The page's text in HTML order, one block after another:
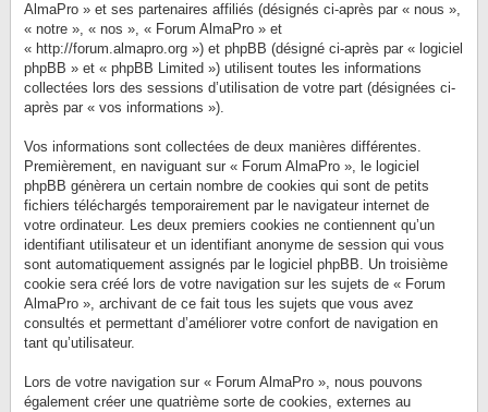
AlmaPro » et ses partenaires affiliés (désignés ci-après par « nous »,
« notre », « nos », « Forum AlmaPro » et
« http://forum.almapro.org ») et phpBB (désigné ci-après par « logiciel
phpBB » et « phpBB Limited ») utilisent toutes les informations
collectées lors des sessions d’utilisation de votre part (désignées ci-
après par « vos informations »).
Vos informations sont collectées de deux manières différentes.
Premièrement, en naviguant sur « Forum AlmaPro », le logiciel
phpBB génèrera un certain nombre de cookies qui sont de petits
fichiers téléchargés temporairement par le navigateur internet de
votre ordinateur. Les deux premiers cookies ne contiennent qu’un
identifiant utilisateur et un identifiant anonyme de session qui vous
sont automatiquement assignés par le logiciel phpBB. Un troisième
cookie sera créé lors de votre navigation sur les sujets de « Forum
AlmaPro », archivant de ce fait tous les sujets que vous avez
consultés et permettant d’améliorer votre confort de navigation en
tant qu’utilisateur.
Lors de votre navigation sur « Forum AlmaPro », nous pouvons
également créer une quatrième sorte de cookies, externes au